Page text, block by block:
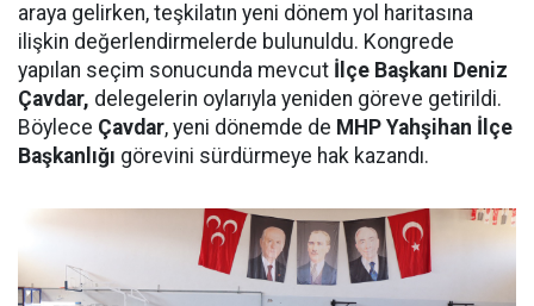
araya gelirken, teşkilatın yeni dönem yol haritasına
ilişkin değerlendirmelerde bulunuldu. Kongrede
yapılan seçim sonucunda mevcut İlçe Başkanı Deniz
Çavdar, delegelerin oylarıyla yeniden göreve getirildi.
Böylece Çavdar, yeni dönemde de MHP Yahşihan İlçe
Başkanlığı görevini sürdürmeye hak kazandı.